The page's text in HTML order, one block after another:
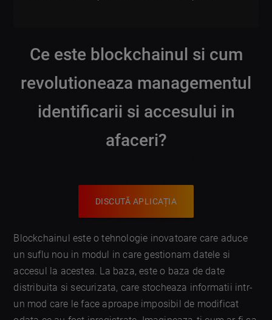
Ce este blockchainul si cum
revolutioneaza managementul
identificarii si accesului in
afaceri?
DISCUTĂ APLICAȚIA
Blockchainul este o tehnologie inovatoare care aduce
un suflu nou in modul in care gestionam datele si
accesul la acestea. La baza, este o baza de date
distribuita si securizata, care stocheaza informatii intr-
un mod care le face aproape imposibil de modificat